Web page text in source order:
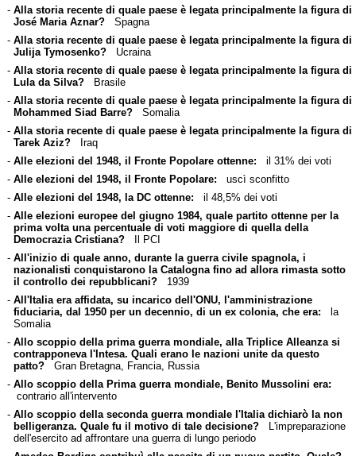
- Alla storia recente di quale paese è legata principalmente la figura di
José Maria Aznar?Spagna
- Alla storia recente di quale paese è legata principalmente la figura di
Julija Tymosenko?Ucraina
- Alla storia recente di quale paese è legata principalmente la figura di
Lula da Silva?Brasile
- Alla storia recente di quale paese è legata principalmente la figura di
Mohammed Siad Barre?Somalia
- Alla storia recente di quale paese è legata principalmente la figura di
Tarek Aziz?Iraq
- Alle elezioni del 1948, il Fronte Popolare ottenne: il 31% dei voti
- Alle elezioni del 1948, il Fronte Popolare: uscì sconfitto
- Alle elezioni del 1948, la DC ottenne: il 48,5% dei voti
- Alle elezioni europee del giugno 1984, quale partito ottenne per la
prima volta una percentuale di voti maggiore di quella della
Democrazia Cristiana?Il PCI
- All'inizio di quale anno, durante la guerra civile spagnola, i
nazionalisti conquistarono la Catalogna fino ad allora rimasta sotto
il controllo dei repubblicani?1939
- All'Italia era affidata, su incarico dell'ONU, l'amministrazione
fiduciaria, dal 1950 per un decennio, di un ex colonia, che era: la
Somalia
- Allo scoppio della prima guerra mondiale, alla Triplice Alleanza si
contrapponeva l'Intesa. Quali erano le nazioni unite da questo
patto?Gran Bretagna, Francia, Russia
- Allo scoppio della Prima guerra mondiale, Benito Mussolini era:
contrario all'intervento
- Allo scoppio della seconda guerra mondiale l'Italia dichiarò la non
belligeranza. Quale fu il motivo di tale decisione?L'impreparazione
dell'esercito ad affrontare una guerra di lungo periodo